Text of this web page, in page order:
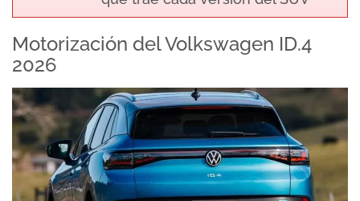
Motorización del Volkswagen ID.4
2026